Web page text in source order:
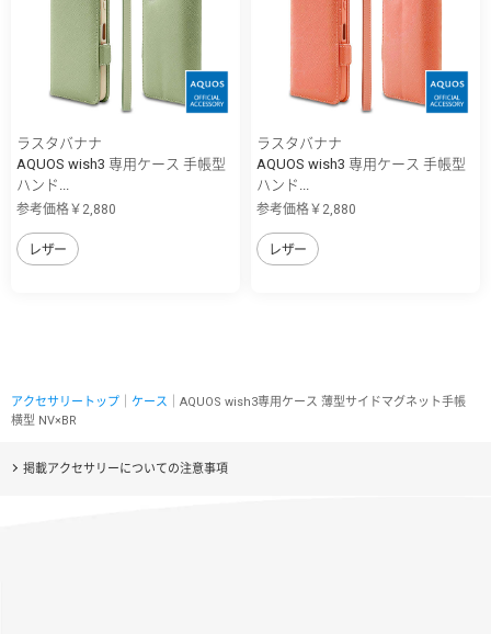
ラスタバナナ
AQUOS wish3 専用ケース 手帳型
ハンド...
参考価格￥2,880
レザー
ラスタバナナ
AQUOS wish3 専用ケース 手帳型
ハンド...
参考価格￥2,880
レザー
アクセサリートップ ケース ｜AQUOS wish3専用ケース 薄型サイドマグネット手帳
横型 NV×BR
掲載アクセサリーについての注意事項